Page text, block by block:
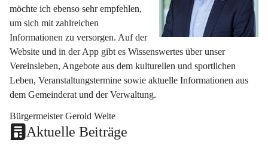
möchte ich ebenso sehr empfehlen,
um sich mit zahlreichen
Informationen zu versorgen. Auf der
Website und in der App gibt es Wissenswertes über unser
Vereinsleben, Angebote aus dem kulturellen und sportlichen
Leben, Veranstaltungstermine sowie aktuelle Informationen aus
dem Gemeinderat und der Verwaltung.
Bürgermeister Gerold Welte
Aktuelle Beiträge